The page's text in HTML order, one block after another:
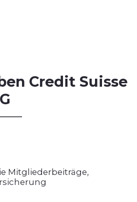
Credit Suisse
Mitgliederbeiträge,